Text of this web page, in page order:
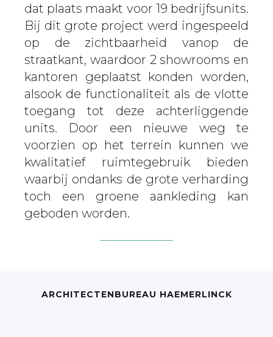
dat plaats maakt voor 19 bedrijfsunits.
Bij dit grote project werd ingespeeld
op de zichtbaarheid vanop de
straatkant, waardoor 2 showrooms en
kantoren geplaatst konden worden,
alsook de functionaliteit als de vlotte
toegang tot deze achterliggende
units. Door een nieuwe weg te
voorzien op het terrein kunnen we
kwalitatief ruimtegebruik bieden
waarbij ondanks de grote verharding
toch een groene aankleding kan
geboden worden.
ARCHITECTENBUREAU HAEMERLINCK